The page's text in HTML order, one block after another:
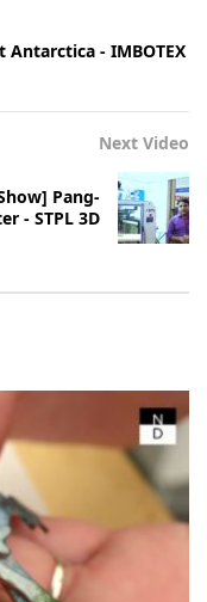
Antarctica - IMBOTEX
Next Video
Pang-
- STPL 3D